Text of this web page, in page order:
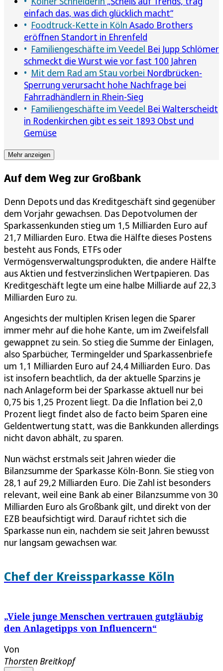
einfach das, was dich glücklich macht“
Foodtruck-Kette in Köln Asado Brothers
eröffnen Standort in Ehrenfeld
Familiengeschäfte im Veedel Bei Jupp Schlömer
schmeckt die Wurst wie vor fast 100 Jahren
Mit dem Rad am Stau vorbei Nordbrücken-
Sperrung verursacht hohe Nachfrage bei
Fahrradhändlern in Rhein-Sieg
Familiengeschäfte im Veedel Bei Walterscheidt
in Rodenkirchen gibt es seit 1893 Obst und
Gemüse
Mehr anzeigen
Auf dem Weg zur Großbank
Denn Depots und das Kreditgeschäft sind gegenüber
dem Vorjahr gewachsen. Das Depotvolumen der
Sparkassenkunden stieg um 1,5 Milliarden Euro auf
21,7 Milliarden Euro. Etwa die Hälfte dieses Postens
besteht aus Fonds, ETFs oder
Vermögensverwaltungsprodukten, die andere Hälfte
aus Aktien und festverzinslichen Wertpapieren. Das
Kreditgeschäft legte um eine halbe Milliarde auf 22,3
Milliarden Euro zu.
Angesichts der multiplen Krisen legen die Sparer
immer mehr auf die hohe Kante, um im Zweifelsfall
gewappnet zu sein. So stieg die Summe der Einlagen,
also Sparbücher, Termingelder und Sparkassenbriefe
um 1,1 Milliarden Euro auf 24,4 Milliarden Euro. Das
ist insofern beachtlich, da der aktuelle Sparzins je
nach Anlageform bei der Sparkasse aktuell nur bei
0,75 bis 1,25 Prozent liegt. Da die Inflation bei 2,0
Prozent liegt findet also de facto beim Sparen eine
Geldentwertung statt, was die Bankkunden allerdings
nicht davon abhält, zu sparen.
Nun wächst erstmals seit Jahren wieder die
Bilanzsumme der Sparkasse Köln-Bonn. Sie stieg von
28,1 auf 29,2 Milliarden Euro. Die Zahl ist besonders
relevant, weil eine Bank ab einer Bilanzsumme von 30
Milliarden Euro als Großbank gilt, und direkt von der
EZB beaufsichtigt wird. Darauf richtet sich die
Sparkasse nun ein, nachdem sie seit Jahren bewusst
nur langsam gewachsen war.
Chef der Kreissparkasse Köln
„Viele junge Menschen vertrauen gutgläubig
den Anlagetipps von Influencern“
Von
Thorsten Breitkopf